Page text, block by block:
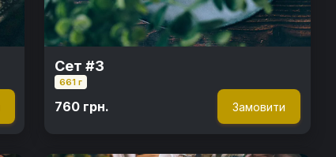
Сет #3
661 г
760 грн. Замовити